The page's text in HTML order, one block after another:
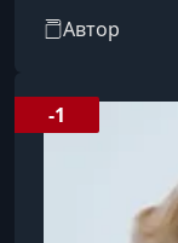
Института
Автор
-1